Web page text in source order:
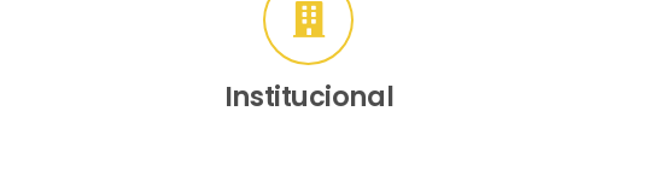
Institucional